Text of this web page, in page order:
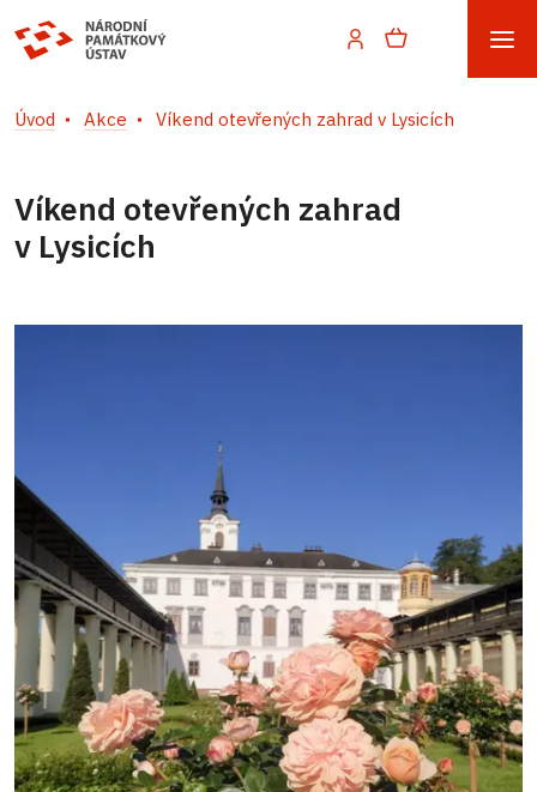
Úvod Akce Víkend otevřených zahrad v Lysicích
Víkend otevřených zahrad
v Lysicích